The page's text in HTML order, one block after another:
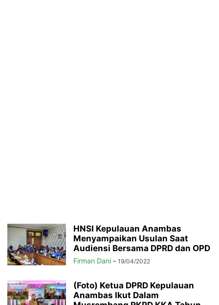
HNSI Kepulauan Anambas
Menyampaikan Usulan Saat
Audiensi Bersama DPRD dan OPD
Firman Dani - 19/04/2022
(Foto) Ketua DPRD Kepulauan
Anambas Ikut Dalam